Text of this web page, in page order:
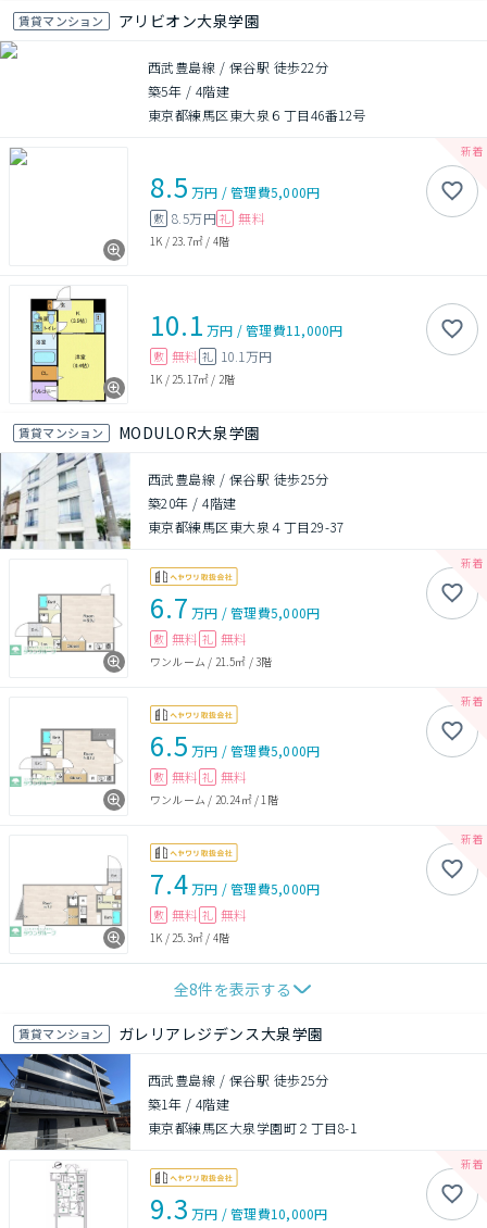
賃貸マンション アリビオン大泉学園
西武豊島線 / 保谷駅 徒歩22分
築5年 / 4階建
東京都練馬区東大泉６丁目46番12号
8.5 万円 /管理費5,000円
敷 8.5万円 礼 無料
1K / 23.7㎡ / 4階
10.1 万円 /管理費11,000円
敷 無料 礼 10.1万円
1K / 25.17㎡ / 2階
賃貸マンション MODULOR大泉学園
西武豊島線 / 保谷駅 徒歩25分
築20年 /4階建
東京都練馬区東大泉４丁目29-37
6.7 万円 /管理費5,000円
敷 無料 礼 無料
ワンルーム / 21.5㎡ /3階
6.5 万円 /管理費5,000円
敷 無料 礼 無料
ワンルーム / 20.24㎡/1階
7.4万円 /管理費5,000円
敷 無料 礼 無料
1K /25.3㎡ / 4階
全8件を表示する
賃貸マンション ガレリアレジデンス大泉学園
西武豊島線 / 保谷駅 徒歩25分
築1年 / 4階建
東京都練馬区大泉学園町２丁目8-1
9.3 万円 /管理費10,000円